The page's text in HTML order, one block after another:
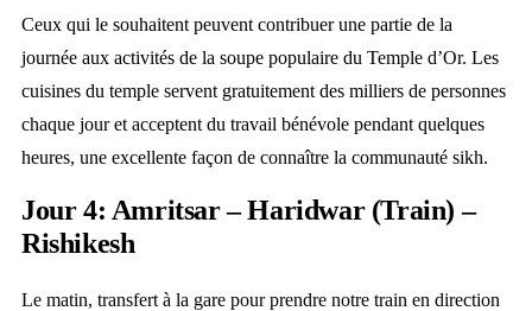
Ceux qui le souhaitent peuvent contribuer une partie de la
journée aux activités de la soupe populaire du Temple d’Or. Les
cuisines du temple servent gratuitement des milliers de personnes
chaque jour et acceptent du travail bénévole pendant quelques
heures, une excellente façon de connaître la communauté sikh.
Jour 4: Amritsar – Haridwar (Train) –
Rishikesh
Le matin, transfert à la gare pour prendre notre train en direction